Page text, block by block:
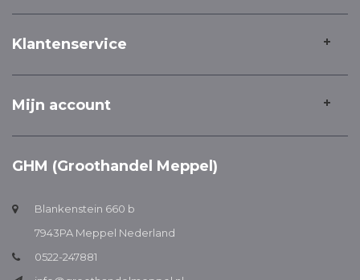
Klantenservice
Mijn account
GHM (Groothandel Meppel)
Blankenstein 660 b
7943PA Meppel Nederland
0522-247881